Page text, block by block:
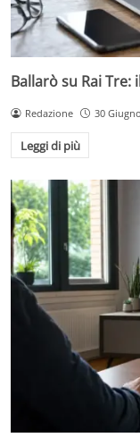
Ballarò su Rai
Redazione 30
Leggi di più